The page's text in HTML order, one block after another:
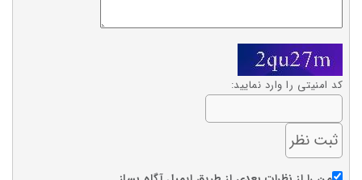
کد امنیتی را وارد نمایید: